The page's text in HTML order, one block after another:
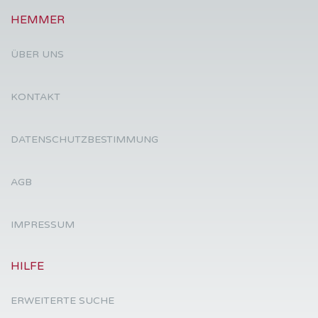
HEMMER
ÜBER UNS
KONTAKT
DATENSCHUTZBESTIMMUNG
AGB
IMPRESSUM
HILFE
ERWEITERTE SUCHE